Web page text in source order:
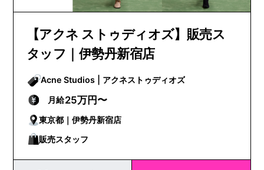
【アクネ ストゥディオズ】販売ス
タッフ｜伊勢丹新宿店
Acne Studios | アクネストゥディオズ
月給25万円〜
東京都｜伊勢丹新宿店
販売スタッフ